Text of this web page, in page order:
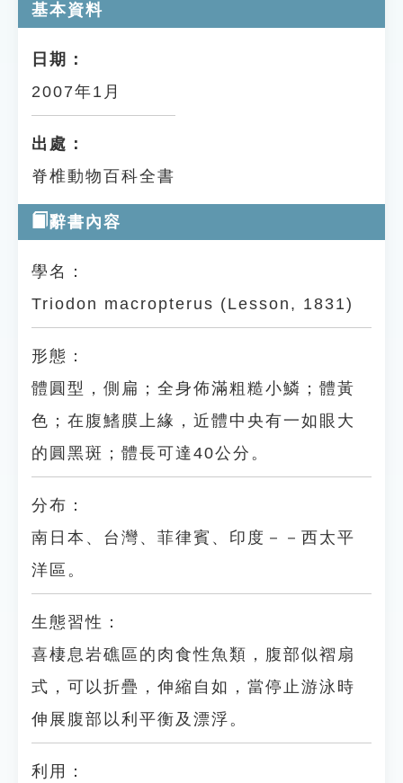
基本資料
日期：
2007年1月
出處：
脊椎動物百科全書
辭書內容
學名：
Triodon macropterus (Lesson, 1831)
形態：
體圓型，側扁；全身佈滿粗糙小鱗；體黃
色；在腹鰭膜上緣，近體中央有一如眼大
的圓黑斑；體長可達40公分。
分布：
南日本、台灣、菲律賓、印度－－西太平
洋區。
生態習性：
喜棲息岩礁區的肉食性魚類，腹部似褶扇
式，可以折疊，伸縮自如，當停止游泳時
伸展腹部以利平衡及漂浮。
利用：